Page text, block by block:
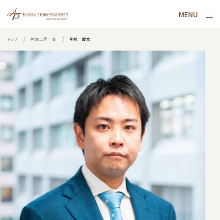
MENU
トップ 弁護士等一覧 今泉 慶太